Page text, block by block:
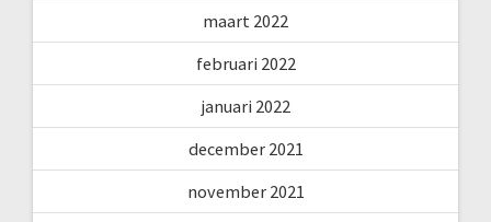
maart 2022
februari 2022
januari 2022
december 2021
november 2021